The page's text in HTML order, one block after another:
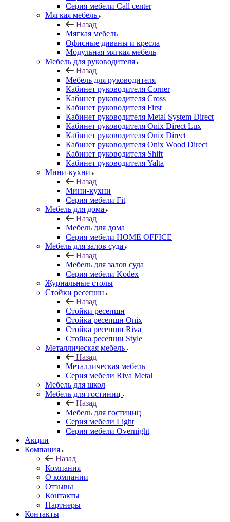
Серия мебели Call center
Мягкая мебель
Назад
Мягкая мебель
Офисные диваны и кресла
Модульная мягкая мебель
Мебель для руководителя
Назад
Мебель для руководителя
Кабинет руководителя Corner
Кабинет руководителя Cross
Кабинет руководителя First
Кабинет руководителя Metal System Direct
Кабинет руководителя Onix Direct Lux
Кабинет руководителя Onix Direct
Кабинет руководителя Onix Wood Direct
Кабинет руководителя Shift
Кабинет руководителя Yalta
Мини-кухни
Назад
Мини-кухни
Серия мебели Fit
Мебель для дома
Назад
Мебель для дома
Серия мебели HOME OFFICE
Мебель для залов суда
Назад
Мебель для залов суда
Серия мебели Kodex
Журнальные столы
Стойки ресепшн
Назад
Стойки ресепшн
Стойка ресепшн Onix
Стойка ресепшн Riva
Стойка ресепшн Style
Металлическая мебель
Назад
Металлическая мебель
Серия мебели Riva Metal
Мебель для школ
Мебель для гостиниц
Назад
Мебель для гостиниц
Серия мебели Light
Серия мебели Overnight
Акции
Компания
Назад
Компания
О компании
Отзывы
Контакты
Партнеры
Контакты